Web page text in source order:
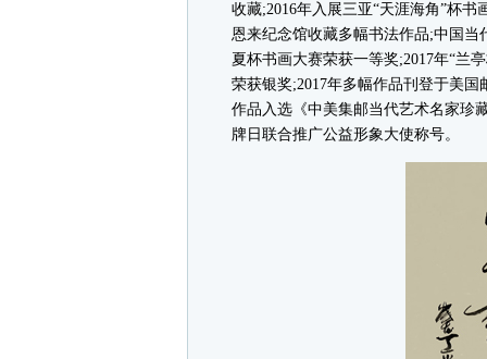
收藏;2016年入展三亚“天涯海角”杯
恩来纪念馆收藏多幅书法作品;中国
夏杯书画大赛荣获一等奖;2017年“兰
荣获银奖;2017年多幅作品刊登于美国
作品入选《中美集邮当代艺术名家珍
牌日联合推广公益形象大使称号。